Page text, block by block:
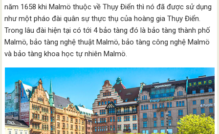
năm 1658 khi Malmö thuộc về Thụy Điển thì nó đã được sử dụng
như một pháo đài quân sự thực thụ của hoàng gia Thụy Điển.
Trong lâu đài hiện tại có tới 4 bảo tàng đó là bảo tàng thành phố
Malmö, bảo tàng nghệ thuật Malmö, bảo tàng công nghệ Malmö
và bảo tàng khoa học tự nhiên Malmö.